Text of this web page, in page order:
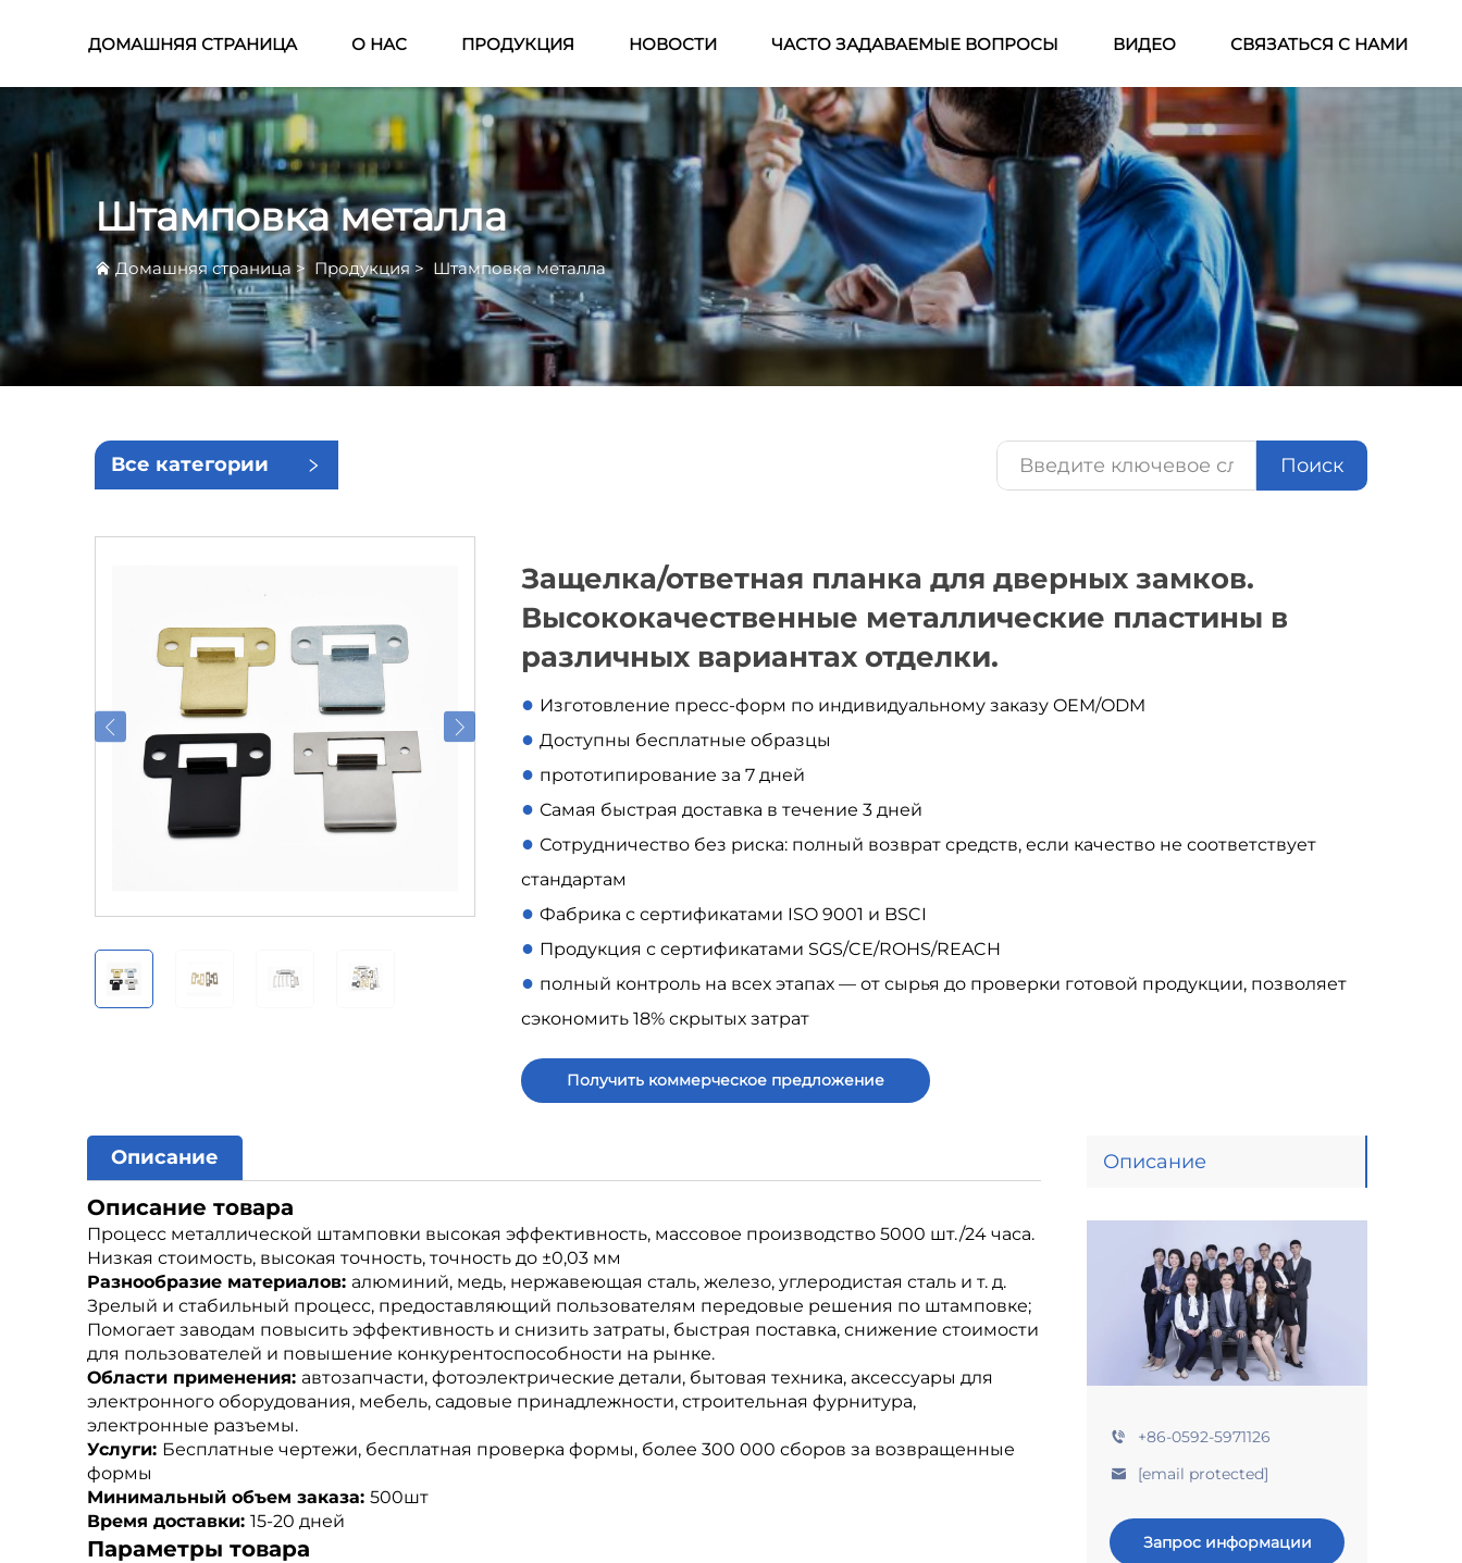
ДОМАШНЯЯ СТРАНИЦА О НАС ПРОДУКЦИЯ НОВОСТИ ЧАСТО ЗАДАВАЕМЫЕ ВОПРОСЫ ВИДЕО СВЯЗАТЬСЯ С НАМИ
Штамповка металла
Домашняя страница > Продукция> Штамповка металла
Все категории Поиск
Защелка/ответная планка для дверных замков.
Высококачественные металлические пластины в
различных вариантах отделки.
● Изготовление пресс-форм по индивидуальному заказу OEM/ODM
● Доступны бесплатные образцы
● прототипирование за 7 дней
● Самая быстрая доставка в течение 3 дней
● Сотрудничество без риска: полный возврат средств, если качество не соответствует
стандартам
● Фабрика с сертификатами ISO 9001 и BSCI
● Продукция с сертификатами SGS/CE/ROHS/REACH
● полный контроль на всех этапах — от сырья до проверки готовой продукции, позволяет
сэкономить 18% скрытых затрат
Получить коммерческое предложение
Описание
+86-0592-5971126
[email protected]
Запрос информации
Описание
Описание товара
Процесс металлической штамповки высокая эффективность, массовое производство 5000 шт./24 часа.
Низкая стоимость, высокая точность, точность до ±0,03 мм
Разнообразие материалов: алюминий, медь, нержавеющая сталь, железо, углеродистая сталь и т. д.
Зрелый и стабильный процесс, предоставляющий пользователям передовые решения по штамповке;
Помогает заводам повысить эффективность и снизить затраты, быстрая поставка, снижение стоимости
для пользователей и повышение конкурентоспособности на рынке.
Области применения: автозапчасти, фотоэлектрические детали, бытовая техника, аксессуары для
электронного оборудования, мебель, садовые принадлежности, строительная фурнитура,
электронные разъемы.
Услуги: Бесплатные чертежи, бесплатная проверка формы, более 300 000 сборов за возвращенные
формы
Минимальный объем заказа: 500шт
Время доставки: 15-20 дней
Параметры товара